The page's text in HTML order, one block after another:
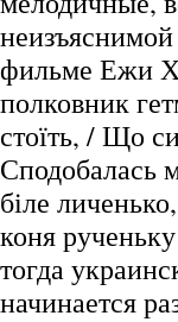
фильме Ежи
полковник
стоїть, / Що
Сподобалась
біле
коня
тогда
начинается